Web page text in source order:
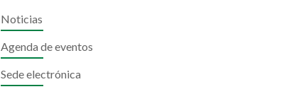
Noticias
Agenda de eventos
Sede electrónica